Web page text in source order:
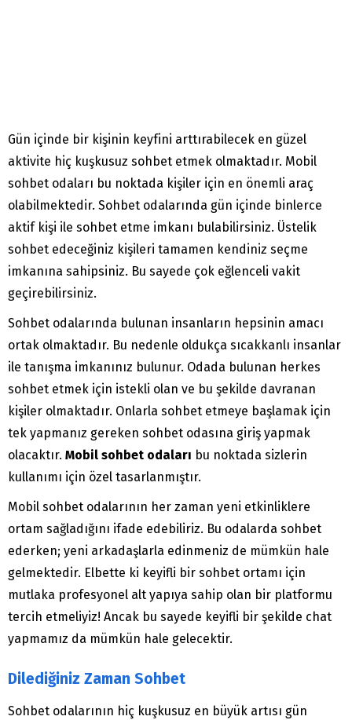
Gün içinde bir kişinin keyfini arttırabilecek en güzel
aktivite hiç kuşkusuz sohbet etmek olmaktadır. Mobil
sohbet odaları bu noktada kişiler için en önemli araç
olabilmektedir. Sohbet odalarında gün içinde binlerce
aktif kişi ile sohbet etme imkanı bulabilirsiniz. Üstelik
sohbet edeceğiniz kişileri tamamen kendiniz seçme
imkanına sahipsiniz. Bu sayede çok eğlenceli vakit
geçirebilirsiniz.
Sohbet odalarında bulunan insanların hepsinin amacı
ortak olmaktadır. Bu nedenle oldukça sıcakkanlı insanlar
ile tanışma imkanınız bulunur. Odada bulunan herkes
sohbet etmek için istekli olan ve bu şekilde davranan
kişiler olmaktadır. Onlarla sohbet etmeye başlamak için
tek yapmanız gereken sohbet odasına giriş yapmak
olacaktır. Mobil sohbet odaları bu noktada sizlerin
kullanımı için özel tasarlanmıştır.
Mobil sohbet odalarının her zaman yeni etkinliklere
ortam sağladığını ifade edebiliriz. Bu odalarda sohbet
ederken; yeni arkadaşlarla edinmeniz de mümkün hale
gelmektedir. Elbette ki keyifli bir sohbet ortamı için
mutlaka profesyonel alt yapıya sahip olan bir platformu
tercih etmeliyiz! Ancak bu sayede keyifli bir şekilde chat
yapmamız da mümkün hale gelecektir.
Dilediğiniz Zaman Sohbet
Sohbet odalarının hiç kuşkusuz en büyük artısı gün